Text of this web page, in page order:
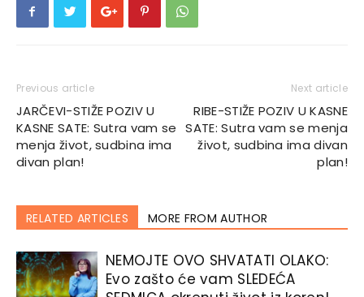
Previous article
JARČEVI-STIŽE POZIV U
KASNE SATE: Sutra vam se
menja život, sudbina ima
divan plan!
Next article
RIBE-STIŽE POZIV U KASNE
SATE: Sutra vam se menja
život, sudbina ima divan
plan!
RELATED ARTICLES MORE FROM AUTHOR
NEMOJTE OVO SHVATATI OLAKO:
Evo zašto će vam SLEDEĆA